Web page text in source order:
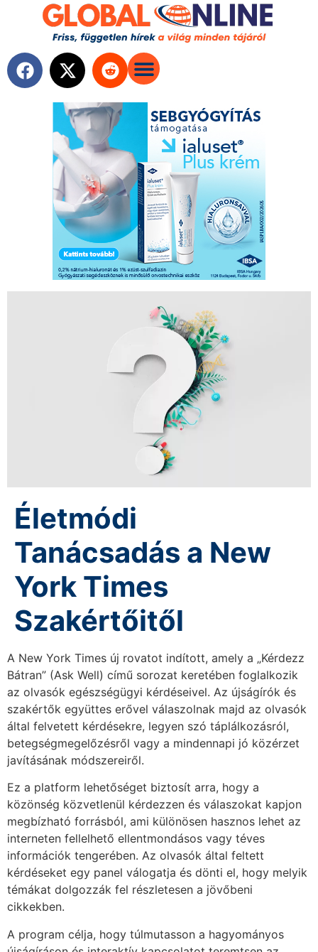
Életmódi
Tanácsadás a New
York Times
Szakértőitől
A New York Times új rovatot indított, amely a „Kérdezz
Bátran” (Ask Well) című sorozat keretében foglalkozik
az olvasók egészségügyi kérdéseivel. Az újságírók és
szakértők együttes erővel válaszolnak majd az olvasók
által felvetett kérdésekre, legyen szó táplálkozásról,
betegségmegelőzésről vagy a mindennapi jó közérzet
javításának módszereiről.
Ez a platform lehetőséget biztosít arra, hogy a
közönség közvetlenül kérdezzen és válaszokat kapjon
megbízható forrásból, ami különösen hasznos lehet az
interneten fellelhető ellentmondásos vagy téves
információk tengerében. Az olvasók által feltett
kérdéseket egy panel válogatja és dönti el, hogy melyik
témákat dolgozzák fel részletesen a jövőbeni
cikkekben.
A program célja, hogy túlmutasson a hagyományos